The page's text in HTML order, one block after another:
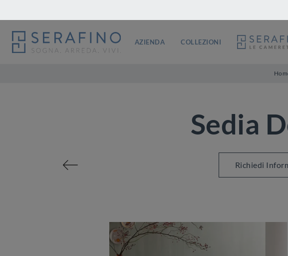
AZIENDA COLLEZIONI
Sedia
Richiedi